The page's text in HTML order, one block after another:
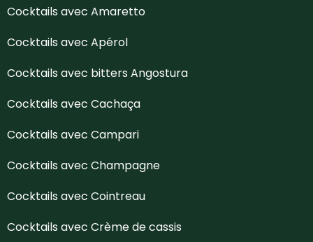
Cocktails avec Amaretto
Cocktails avec Apérol
Cocktails avec bitters Angostura
Cocktails avec Cachaça
Cocktails avec Campari
Cocktails avec Champagne
Cocktails avec Cointreau
Cocktails avec Crème de cassis